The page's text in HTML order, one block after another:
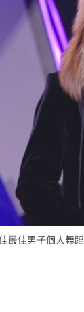
收入增逾18%
滲透率居冠
18:00
美食！ 18:15
最佳男子個人舞